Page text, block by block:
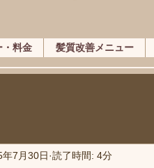
・料金 髪質改善メニュー
年7月30日 読了時間: 4分